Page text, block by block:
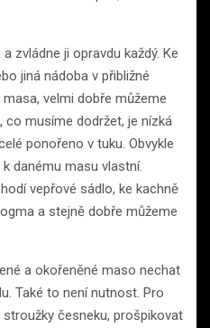
zvládne ji opravdu každý. Ke
jiná nádoba v přibližné
velmi dobře můžeme
co musíme dodržet, je nízká
ponořeno v tuku. Obvykle
danému masu vlastní.
vepřové sádlo, ke kachně
a stejně dobře můžeme
a okořeněné maso nechat
Také to není nutnost. Pro
česneku, prošpikovat